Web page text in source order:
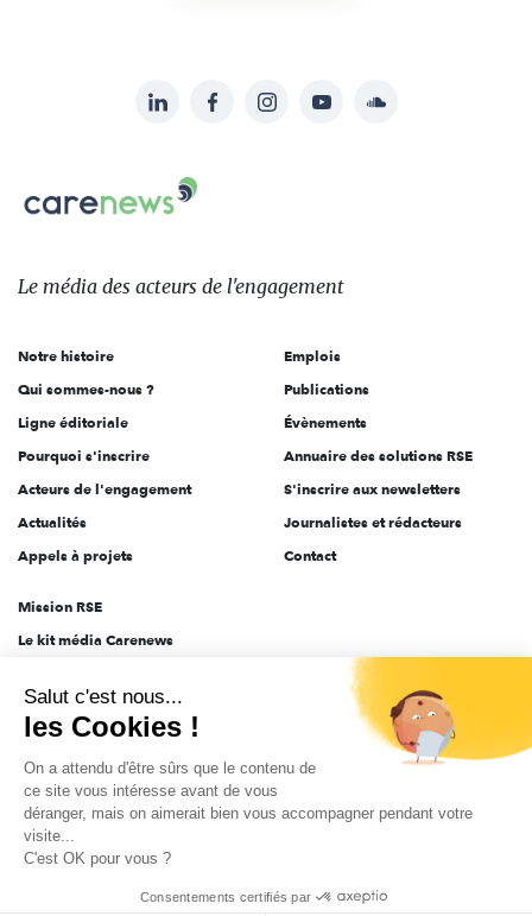
sur:
LinkedInFacebookInstagramYouTubeSoundcloud
Le
des
l'engagement
Le média des acteurs de l'engagement
Notre histoire
Qui sommes-nous ?
Ligne éditoriale
Pourquoi s'inscrire
Acteurs de l'engagement
Actualités
Appels à projets
Emplois
Publications
Évènements
Annuaire des solutions RSE
S'inscrire aux newsletters
Journalistes et rédacteurs
Contact
Mission RSE
Le kit média Carenews
AEF info
Novethic
PRODURABLE
Inclusiv Day
Données personnelles Mentions légales 2025-2026 Tout droits réservés
Salut c'est nous...
les Cookies !
On a attendu d'être sûrs que le contenu de
ce site vous intéresse avant de vous
déranger, mais on aimerait bien vous accompagner pendant votre
visite...
C'est OK pour vous ?
Consentements certifiés par